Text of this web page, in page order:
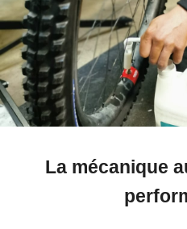
La mécanique